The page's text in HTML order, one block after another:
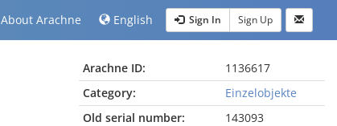
About Arachne English Sign In Sign Up
Arachne ID:
1136617
Category:
Einzelobjekte
Old serial number:
143093